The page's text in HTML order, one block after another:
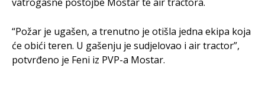
“Požar je ugašen, a trenutno je otišla jedna ekipa koja
će obići teren. U gašenju je sudjelovao i air tractor”,
potvrđeno je Feni iz PVP-a Mostar.